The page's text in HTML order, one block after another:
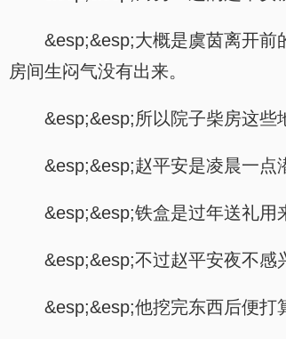
&esp;&esp;大概是虞茵离开
房间生闷气没有出来。
&esp;&esp;所以院子柴房这些
&esp;&esp;赵平安是凌晨一点
&esp;&esp;铁盒是过年送礼
&esp;&esp;不过赵平安夜不感
&esp;&esp;他挖完东西后便打